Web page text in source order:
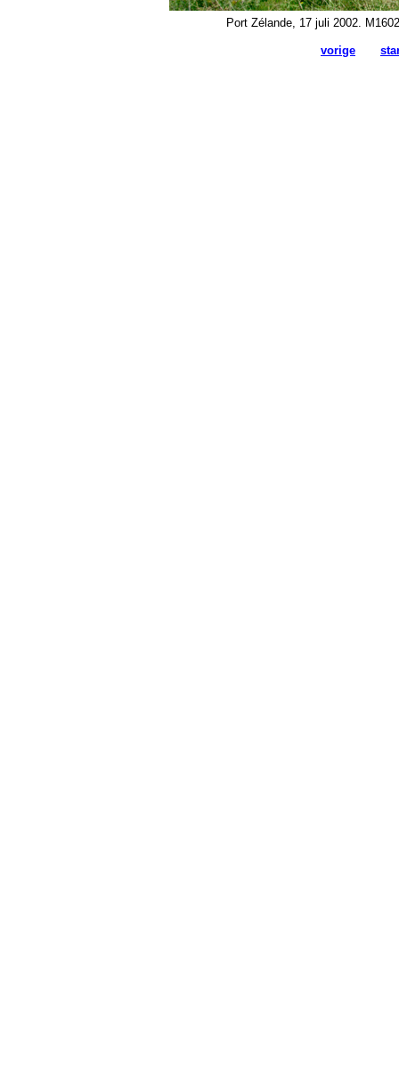
Port Zélande, 17 juli 2002.
vorige